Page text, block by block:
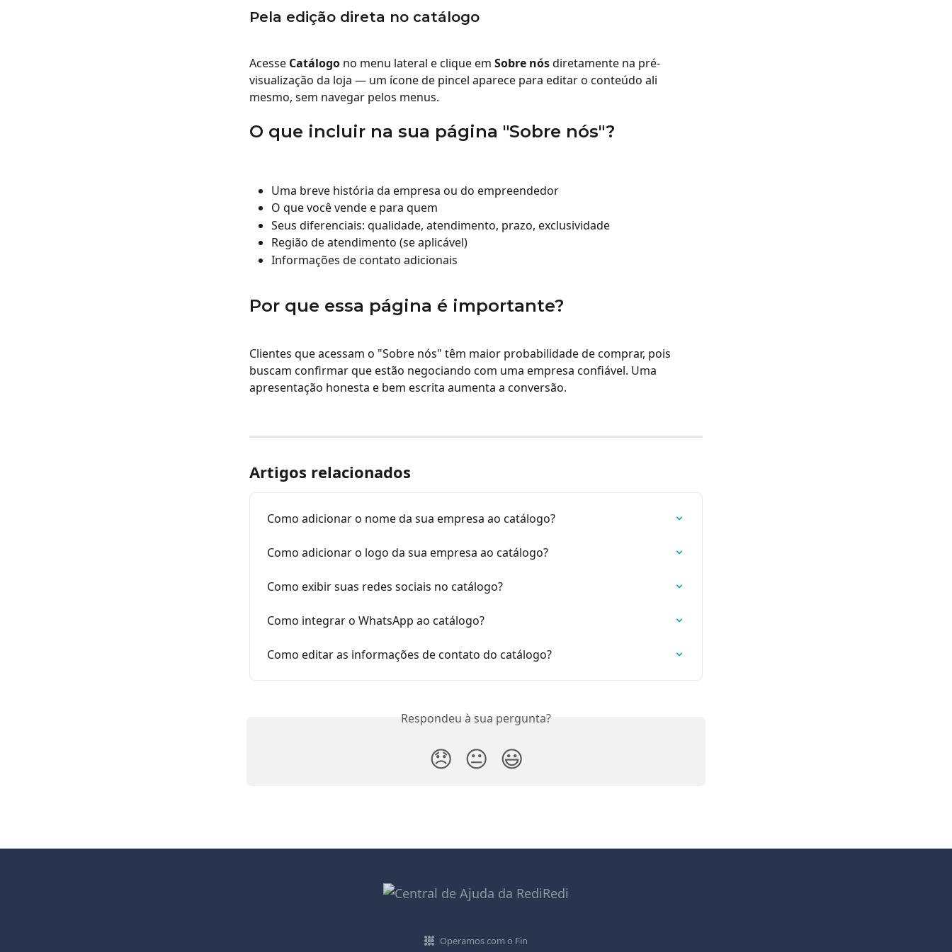
Pela edição direta no catálogo
Acesse Catálogo no menu lateral e clique em Sobre nós diretamente na pré-
visualização da loja — um ícone de pincel aparece para editar o conteúdo ali
mesmo, sem navegar pelos menus.
O que incluir na sua página "Sobre nós"?
Uma breve história da empresa ou do empreendedor
O que você vende e para quem
Seus diferenciais: qualidade, atendimento, prazo, exclusividade
Região de atendimento (se aplicável)
Informações de contato adicionais
Por que essa página é importante?
Clientes que acessam o "Sobre nós" têm maior probabilidade de comprar, pois
buscam confirmar que estão negociando com uma empresa confiável. Uma
apresentação honesta e bem escrita aumenta a conversão.
Artigos relacionados
Como adicionar o nome da sua empresa ao catálogo?
Como adicionar o logo da sua empresa ao catálogo?
Como exibir suas redes sociais no catálogo?
Como integrar o WhatsApp ao catálogo?
Como editar as informações de contato do catálogo?
Respondeu à sua pergunta?
😞 😐 😃
Operamos com o Fin